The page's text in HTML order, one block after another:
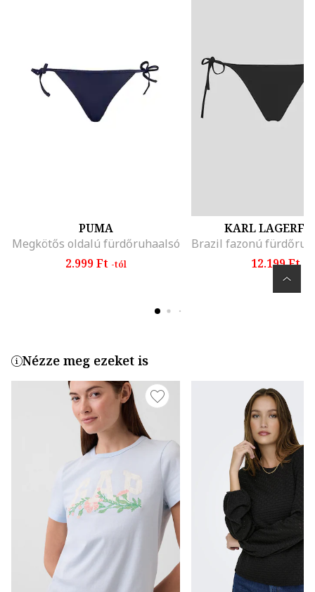
PUMA
Megkötős oldalú fürdőruhaalsó
2.999 Ft -tól
KARL
12.199 Ft
Nézze meg ezeket is